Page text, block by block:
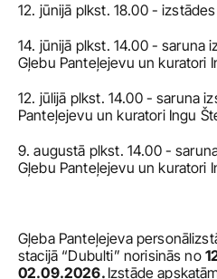
12. jūnijā plkst. 18.00 -
14. jūnijā plkst. 14.00 - saruna
Gļebu Panteļejevu un kuratori
12. jūlijā plkst. 14.00 - saruna
Panteļejevu un kuratori Ingu
9. augustā plkst. 14.00 -
Gļebu Panteļejevu un kuratori
Gļeba Panteļejeva
stacijā “Dubulti” norisinās no
02.09.2026. Izstāde